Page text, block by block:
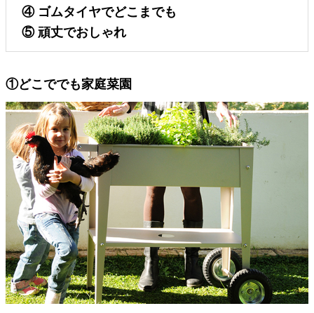
④ ゴムタイヤでどこまでも
⑤頑丈でおしゃれ
①どこででも家庭菜園